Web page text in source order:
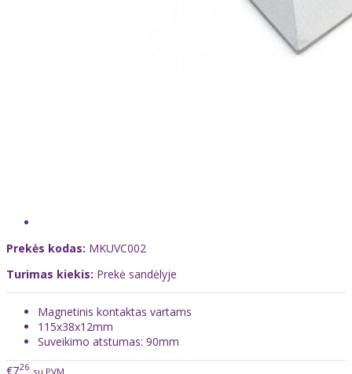
Prekės kodas: MKUVC002
Turimas kiekis: Prekė sandėlyje
Magnetinis kontaktas vartams
115x38x12mm
Suveikimo atstumas: 90mm
€726 su PVM